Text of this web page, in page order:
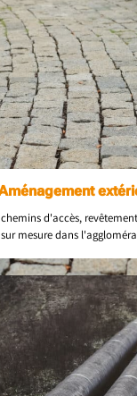
d'accès,
mesure dans